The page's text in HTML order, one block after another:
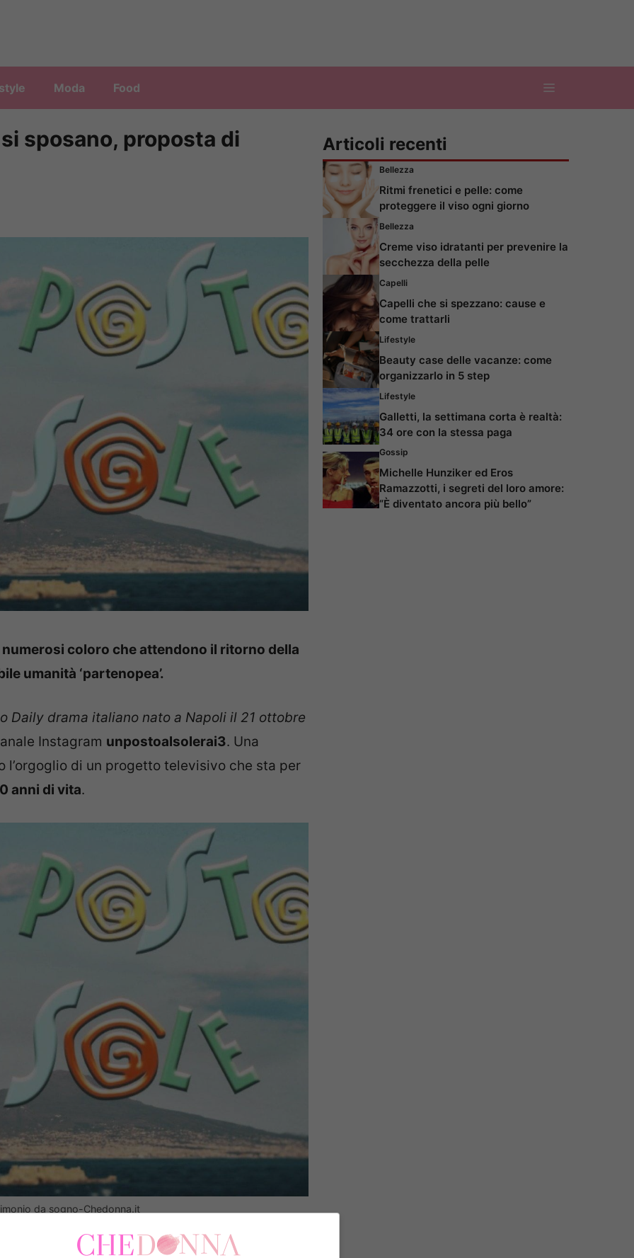
Moda Food
sposano, proposta di
coloro che attendono il ritorno della
umanità ‘partenopea’.
Daily drama italiano nato a Napoli il 21 ottobre
Instagram unpostoalsolerai3. Una
di un progetto televisivo che sta per
anni di vita.
da sogno-Chedonna.it
milioni, coloro che sono cresciuti e magari
Articoli recenti
Bellezza
Ritmi frenetici e pelle: come
proteggere il viso ogni giorno
Bellezza
Creme viso idratanti per prevenire la
secchezza della pelle
Capelli
Capelli che si spezzano: cause e
come trattarli
Lifestyle
Beauty case delle vacanze: come
organizzarlo in 5 step
Lifestyle
Galletti, la settimana corta è realtà:
34 ore con la stessa paga
Gossip
Michelle Hunziker ed Eros
Ramazzotti, i segreti del loro amore:
“È diventato ancora più bello”